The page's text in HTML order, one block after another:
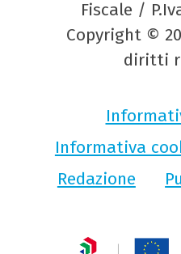
Fiscale /
Copyright ©
diritti
Informativa
Redazione